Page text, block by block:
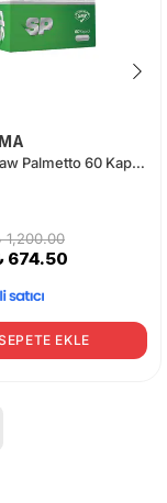
Ligone Saw Palmetto 60 Kapsül
1,200.00
674.50
EKLE